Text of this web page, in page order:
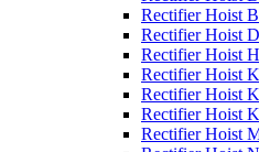
Rectifier Hoist
Rectifier Hoist
Rectifier Hoist
Rectifier Hoist
Rectifier Hoist
Rectifier Hoist
Rectifier Hoist